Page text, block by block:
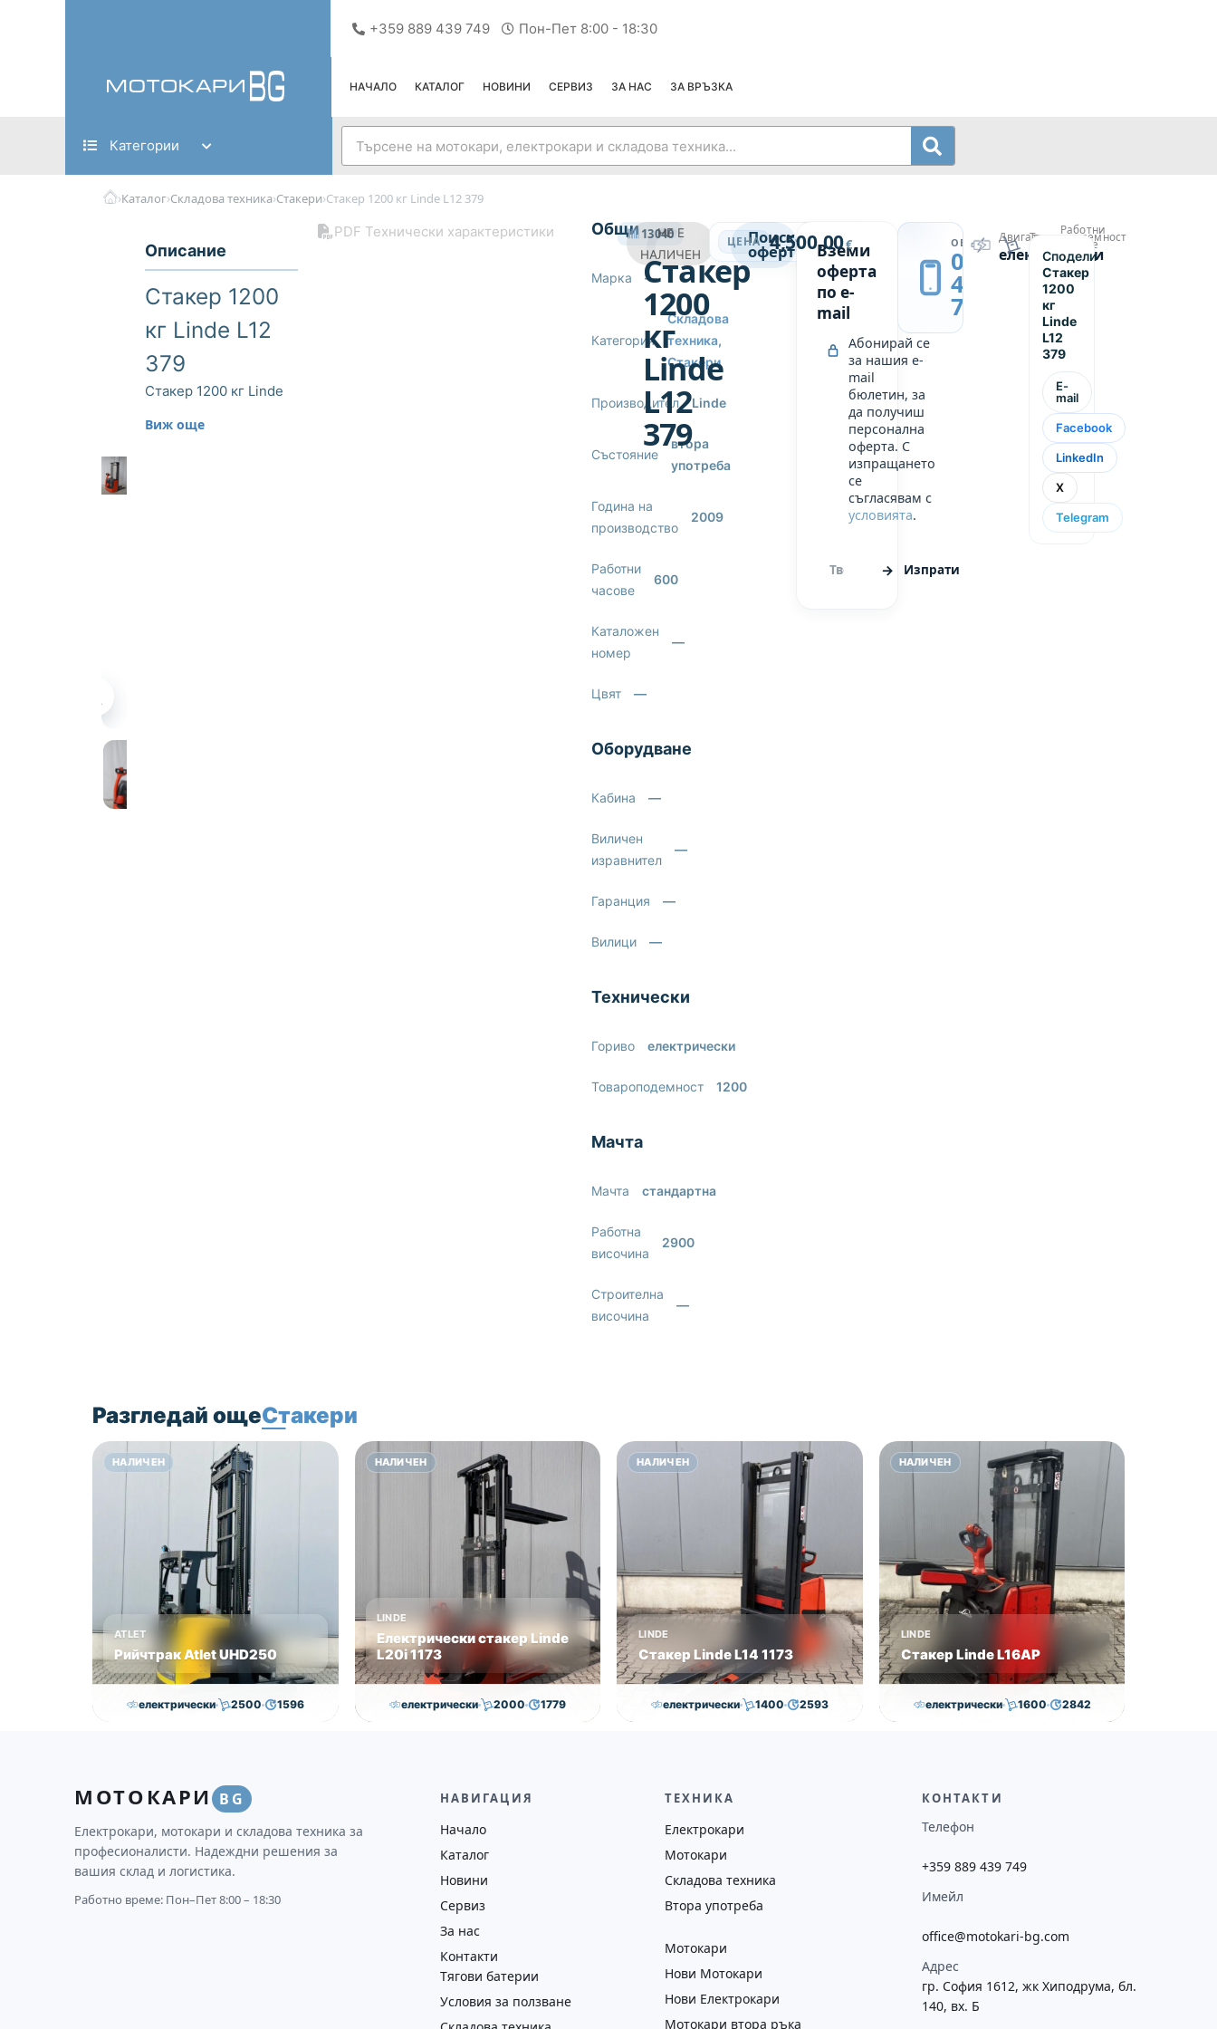
+359 889 439 749 Пон-Пет 8:00 - 18:30
НАЧАЛО КАТАЛОГ НОВИНИ СЕРВИЗ ЗА НАС ЗА ВРЪЗКА
Категории
›Каталог›Складова техника›Стакери›Стакер 1200 кг Linde L12 379
Описание
Стакер 1200
кг Linde L12
379
Стакер 1200 кг Linde
електрически стакер
Виж още
PDF Технически характеристики Общи
Марка —
Категория
Складова
техника,
Стакери
Производител Linde
Състояние
втора
употреба
Година на
производство
2009
Работни
часове
600
Каталожен
номер
—
Цвят —
Оборудване
Кабина —
Виличен
изравнител
—
Гаранция —
Вилици —
Технически
Гориво електрически
Товароподемност 1200
Мачта
Мачта стандартна
Работна
височина
2900
Строителна
височина
—
13040
НЕ Е
НАЛИЧЕНСТАКЕРИ
Стакер
1200
кг
Linde
L12
379
ЦЕНА 4,500.00€
Поискай
оферта →
Вземи
оферта
по e-
mail
Абонирай се
за нашия e-
mail
бюлетин, за
да получиш
персонална
оферта. С
изпращането
се
съгласявам с
условията.
Изпрати
ОБАДИ СЕ
0889
439
749
Двигател
електрически
Товароподемност
1200
Работни
часове
600
Сподели
Стакер
1200
кг
Linde
L12
379
E-
mail
Facebook
LinkedIn
X
Telegram
Разгледай ощеСтакери
НАЛИЧЕН
ATLET
Рийчтрак Atlet UHD250
електрически 2500 1596
8950 2012 втора употреба
НАЛИЧЕН
LINDE
Електрически стакер Linde
L20i 1173
електрически 2000 1779
2018 втора употреба
НАЛИЧЕН
LINDE
Стакер Linde L14 1173
електрически 1400 2593
2019
НАЛИЧЕН
LINDE
Стакер Linde L16AP
електрически 1600 2842
2018
МОТОКАРИ BG
Електрокари, мотокари и складова техника за
професионалисти. Надеждни решения за
вашия склад и логистика.
Работно време: Пон–Пет 8:00 – 18:30
НАВИГАЦИЯ
Начало
Каталог
Новини
Сервиз
За нас
Контакти
Тягови батерии
Условия за ползване
ТЕХНИКА
Електрокари
Мотокари
Складова техника
Втора употреба
Мотокари
Нови Мотокари
Нови Електрокари
Мотокари втора ръка
КОНТАКТИ
Телефон
+359 889 439 749
Имейл
office@motokari-bg.com
Адрес
гр. София 1612, жк Хиподрума, бл.
140, вх. Б